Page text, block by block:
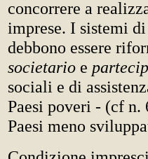
concorrere a
imprese. I sistemi
debbono essere
societario e
sociali e di
Paesi poveri - (cf
Paesi meno